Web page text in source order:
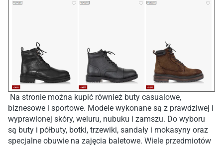
Na stronie można kupić również buty casualowe,
biznesowe i sportowe. Modele wykonane są z prawdziwej i
wyprawionej skóry, weluru, nubuku i zamszu. Do wyboru
są buty i półbuty, botki, trzewiki, sandały i mokasyny oraz
specjalne obuwie na zajęcia baletowe. Wiele przedmiotów